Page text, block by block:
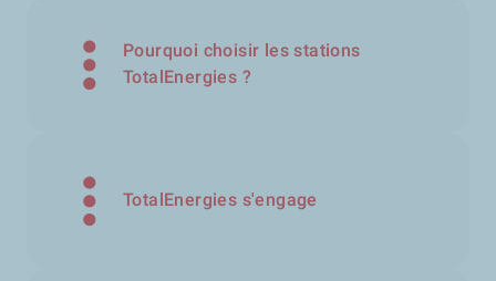
Pourquoi choisir les stations
TotalEnergies ?
TotalEnergies s'engage